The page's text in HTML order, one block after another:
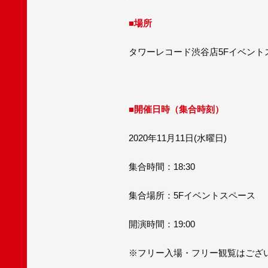
■場所
タワーレコード渋谷店5Fイベント
■開催日時（集合時刻）
2020年11月11日(水曜日)
集合時間：18:30
集合場所：5Fイベントスペース
開演時間：19:00
※フリー入場・フリー観覧はござ